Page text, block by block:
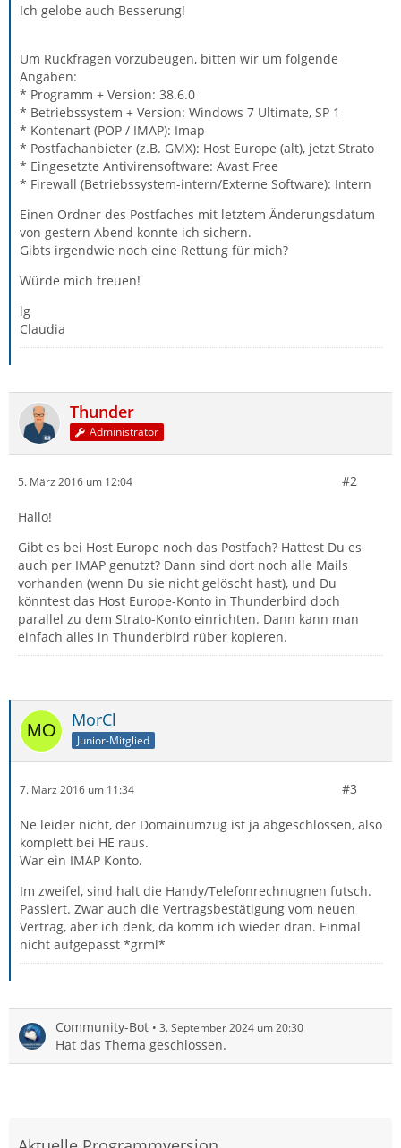
Ich gelobe auch Besserung!
Um Rückfragen vorzubeugen, bitten wir um folgende
Angaben:
* Programm + Version: 38.6.0
* Betriebssystem + Version: Windows 7 Ultimate, SP 1
* Kontenart (POP / IMAP): Imap
* Postfachanbieter (z.B. GMX): Host Europe (alt), jetzt Strato
* Eingesetzte Antivirensoftware: Avast Free
* Firewall (Betriebssystem-intern/Externe Software): Intern
Einen Ordner des Postfaches mit letztem Änderungsdatum
von gestern Abend konnte ich sichern.
Gibts irgendwie noch eine Rettung für mich?
Würde mich freuen!
lg
Claudia
Thunder
Administrator
5. März 2016 um 12:04 #2
Hallo!
Gibt es bei Host Europe noch das Postfach? Hattest Du es
auch per IMAP genutzt? Dann sind dort noch alle Mails
vorhanden (wenn Du sie nicht gelöscht hast), und Du
könntest das Host Europe-Konto in Thunderbird doch
parallel zu dem Strato-Konto einrichten. Dann kann man
einfach alles in Thunderbird rüber kopieren.
MorCl
Junior-Mitglied
7. März 2016 um 11:34 #3
Ne leider nicht, der Domainumzug ist ja abgeschlossen, also
komplett bei HE raus.
War ein IMAP Konto.
Im zweifel, sind halt die Handy/Telefonrechnugnen futsch.
Passiert. Zwar auch die Vertragsbestätigung vom neuen
Vertrag, aber ich denk, da komm ich wieder dran. Einmal
nicht aufgepasst *grml*
Community-Bot 3. September 2024 um 20:30
Hat das Thema geschlossen.